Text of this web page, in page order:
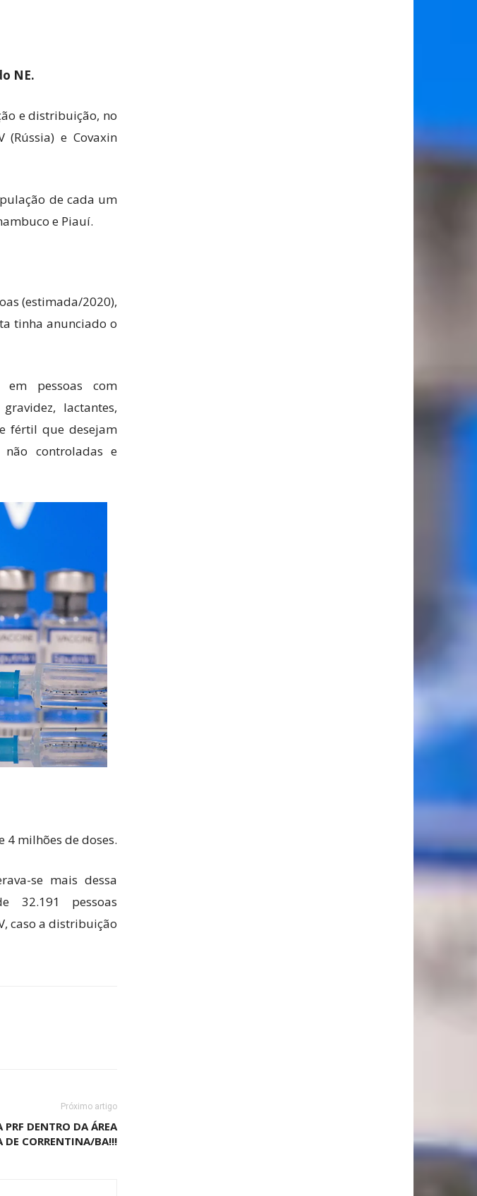
NE.
e distribuição, no
e Covaxin
de cada um
e Piauí.
(estimada/2020),
tinha anunciado o
pessoas com
lactantes,
fértil que desejam
não controladas e
4 milhões de doses.
se mais dessa
32.191 pessoas
caso a distribuição
Próximo artigo
DENTRO DA ÁREA
DE CORRENTINA/BA!!!